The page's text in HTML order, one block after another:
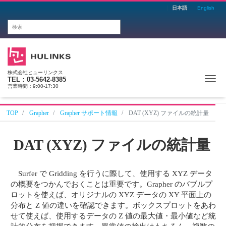
日本語 English
株式会社ヒューリンクス
TEL：03-5642-8385
営業時間：9:00-17:30
TOP Grapher Grapher サポート情報 DAT (XYZ) ファイルの統計量
DAT (XYZ) ファイルの統計量
Surfer で Gridding を行うに際して、使用する XYZ データ
の概要をつかんでおくことは重要です。Grapher のバブルプ
ロットを使えば、オリジナルの XYZ データの XY 平面上の
分布と Z 値の違いを確認できます。ボックスプロットをあわ
せて使えば、使用するデータの Z 値の最大値・最小値など統